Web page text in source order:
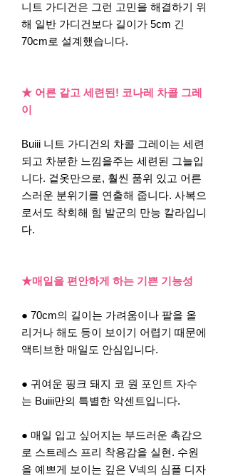
니트 가디건은 그런 고민을 해결하기 위
해 일반 가디건보다 길이가 5cm 긴
70cm로 설계했습니다.
★ 어른 같고 세련된! 코나레 차콜 그레
이
Buiii 니트 가디건의 차콜 그레이는 세련
되고 차분한 느낌을주는 세련된 그늘입
니다. 겉옷만으로, 훨씬 품위 있고 어른
스러운 분위기를 연출해 줍니다. 사복으
로서도 착회해 힘 발군의 만능 칼라입니
다.
★매일을 편안하게 하는 기쁜 기능성
● 70cm의 길이는 가려움이나 팔을 올
리거나 해도 등이 보이기 어렵기 때문에
액티브한 매일도 안심입니다.
● 귀여운 핑크 돼지 코 원 포인트 자수
는 Buiii만의 특별한 악센트입니다.
● 매일 입고 싶어지는 부드러운 촉감으
로 스트레스 프리 착용감을 실현. 수원
을 예쁘게 보이는 깊은 V넥의 심플 디자